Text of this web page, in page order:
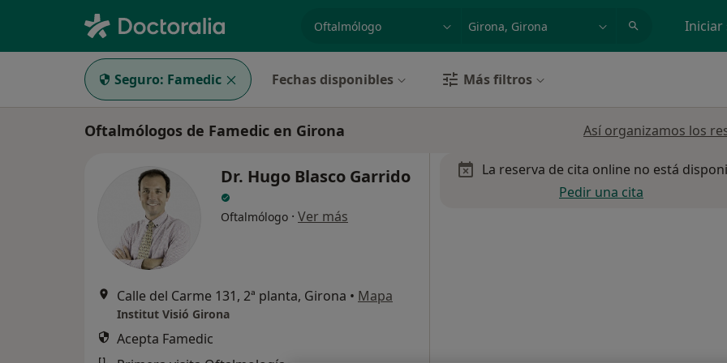
especialidad, enfermedad o nombre Iniciar
Seguro: Famedic Fechas disponibles Más filtros
Oftalmólogos de Famedic en Girona Así organizamos los
Dr. Hugo Blasco Garrido
Oftalmólogo · Ver más
Calle del Carme 131, 2ª planta, Girona • Mapa
Institut Visió Girona
Acepta Famedic
La reserva de cita online no está
Pedir una cita